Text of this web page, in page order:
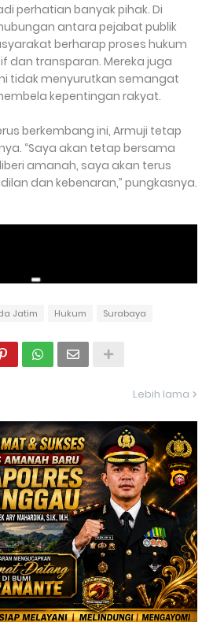
perhatian banyak pihak. Di
antara pejabat publik
berharap proses hukum
dan transparan. Mereka juga
tidak menyurutkan semangat
kepentingan rakyat.
berkembang ini, Armuji tetap
“Saya akan tetap bersama
amanah, saya akan terus
dan kebenaran,” pungkasnya.
Jatim Hukum Surabaya
Lebih lama